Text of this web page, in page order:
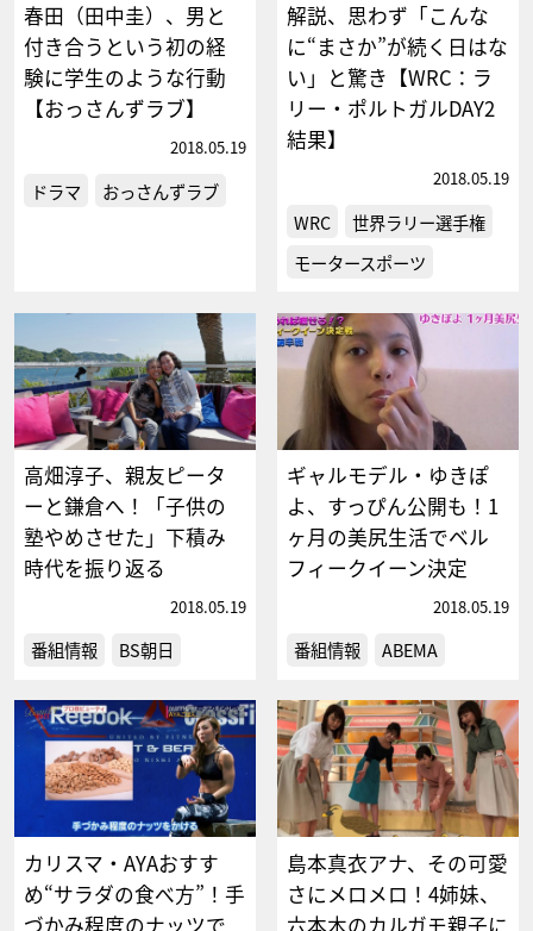
春田（田中圭）、男と
付き合うという初の経
験に学生のような行動
【おっさんずラブ】
2018.05.19
ドラマ おっさんずラブ
解説、思わず「こんな
に“まさか”が続く日はな
い」と驚き【WRC：ラ
リー・ポルトガルDAY2
結果】
2018.05.19
WRC
世界ラリー選手権
モータースポーツ
高畑淳子、親友ピータ
ーと鎌倉へ！「子供の
塾やめさせた」下積み
時代を振り返る
2018.05.19
番組情報 BS朝日
ギャルモデル・ゆきぽ
よ、すっぴん公開も！1
ヶ月の美尻生活でベル
フィークイーン決定
2018.05.19
番組情報 ABEMA
カリスマ・AYAおすす
め“サラダの食べ方”！手
づかみ程度のナッツで
島本真衣アナ、その可愛
さにメロメロ！4姉妹、
六本木のカルガモ親子に